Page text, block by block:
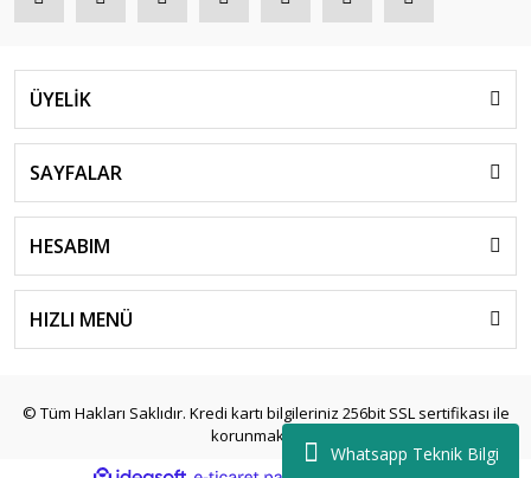
Whatsapp Teknik Bilgi
ÜYELİK
SAYFALAR
HESABIM
HIZLI MENÜ
© Tüm Hakları Saklıdır. Kredi kartı bilgileriniz 256bit SSL sertifikası ile
korunmaktadır.